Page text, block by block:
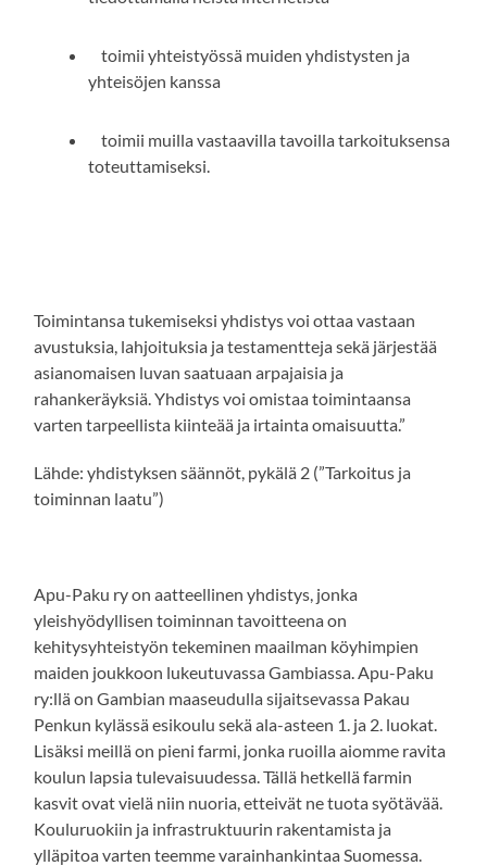
toimii yhteistyössä muiden yhdistysten ja
yhteisöjen kanssa
toimii muilla vastaavilla tavoilla tarkoituksensa
toteuttamiseksi.
Toimintansa tukemiseksi yhdistys voi ottaa vastaan
avustuksia, lahjoituksia ja testamentteja sekä järjestää
asianomaisen luvan saatuaan arpajaisia ja
rahankeräyksiä. Yhdistys voi omistaa toimintaansa
varten tarpeellista kiinteää ja irtainta omaisuutta.”
Lähde: yhdistyksen säännöt, pykälä 2 (”Tarkoitus ja
toiminnan laatu”)
Apu-Paku ry on aatteellinen yhdistys, jonka
yleishyödyllisen toiminnan tavoitteena on
kehitysyhteistyön tekeminen maailman köyhimpien
maiden joukkoon lukeutuvassa Gambiassa. Apu-Paku
ry:llä on Gambian maaseudulla sijaitsevassa Pakau
Penkun kylässä esikoulu sekä ala-asteen 1. ja 2. luokat.
Lisäksi meillä on pieni farmi, jonka ruoilla aiomme ravita
koulun lapsia tulevaisuudessa. Tällä hetkellä farmin
kasvit ovat vielä niin nuoria, etteivät ne tuota syötävää.
Kouluruokiin ja infrastruktuurin rakentamista ja
ylläpitoa varten teemme varainhankintaa Suomessa.